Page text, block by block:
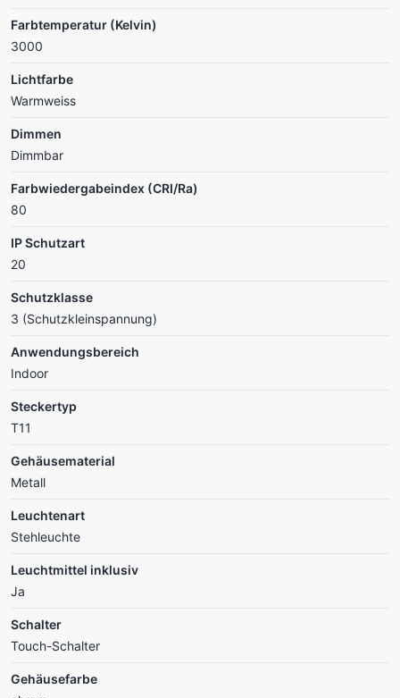
Farbtemperatur (Kelvin)
3000
Lichtfarbe
Warmweiss
Dimmen
Dimmbar
Farbwiedergabeindex (CRI/Ra)
80
IP Schutzart
20
Schutzklasse
3 (Schutzkleinspannung)
Anwendungsbereich
Indoor
Steckertyp
T11
Gehäusematerial
Metall
Leuchtenart
Stehleuchte
Leuchtmittel inklusiv
Ja
Schalter
Touch-Schalter
Gehäusefarbe